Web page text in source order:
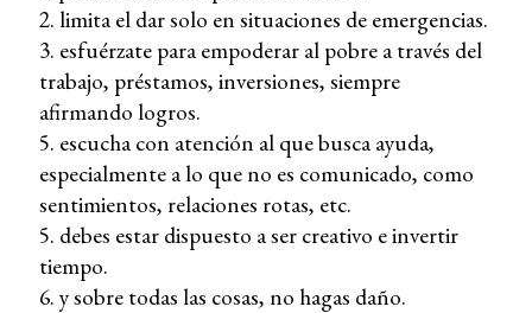
2. limita el dar solo en situaciones de emergencias.
3. esfuérzate para empoderar al pobre a través del
trabajo, préstamos, inversiones, siempre
afirmando logros.
5. escucha con atención al que busca ayuda,
especialmente a lo que no es comunicado, como
sentimientos, relaciones rotas, etc.
5. debes estar dispuesto a ser creativo e invertir
tiempo.
6. y sobre todas las cosas, no hagas daño.